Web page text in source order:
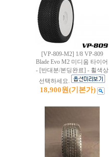
[VP-809-M2] 1/8 VP-809
Blade Evo M2 미디움 타이어
- [반대분/본딩완료] - 휠색상
선택하세요.
18,900원(기본가)